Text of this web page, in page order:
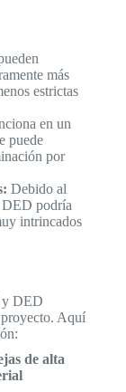
más
estrictas
en un
puede
por
Debido al
DED podría
intrincados
y DED
proyecto. Aquí
de alta